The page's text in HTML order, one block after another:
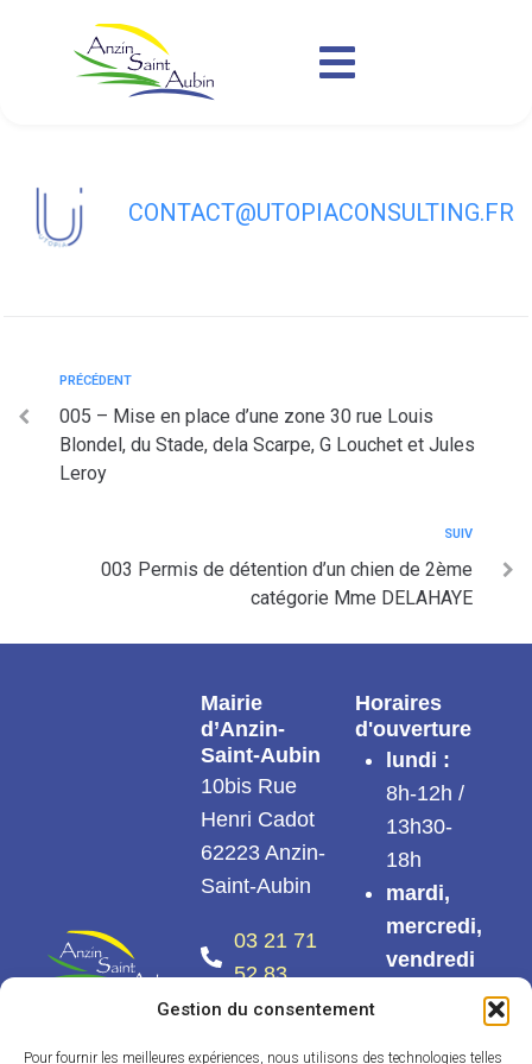
Gestion du consentement
Pour fournir les meilleures expériences, nous utilisons des technologies telles
004 Permis de détention d’un chien de
2ème catégorie Mme GUILBART
CONTACT@UTOPIACONSULTING.FR
PRÉCÉDENT
005 – Mise en place d’une zone 30 rue Louis
Blondel, du Stade, dela Scarpe, G Louchet et Jules
Leroy
SUIV
003 Permis de détention d’un chien de 2ème
catégorie Mme DELAHAYE
Mairie
d’Anzin-
Saint-Aubin
10bis Rue
Henri Cadot
62223 Anzin-
Saint-Aubin
03 21 71
52 83
Nous
contacter
Horaires
d'ouverture
lundi :
8h-12h /
13h30-
18h
mardi,
mercredi,
vendredi
17h30